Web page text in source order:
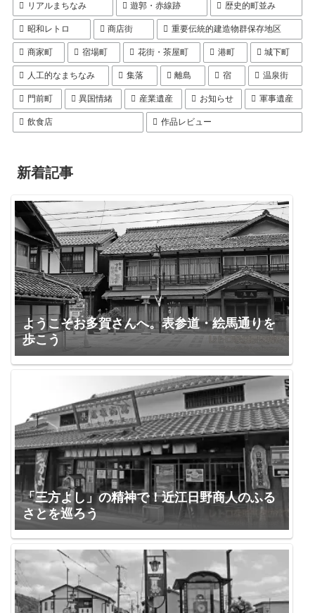
リアルまちなみ 遊郭・赤線跡 歴史的町並み
昭和レトロ 商店街 重要伝統的建造物群保存地区
商家町 宿場町 花街・茶屋町 港町 城下町
人工的なまちなみ 集落 離島 宿 温泉街
門前町 異国情緒 産業遺産 お知らせ 軍事遺産
飲食店 作品レビュー
新着記事
ようこそお多賀さんへ。表参道・絵馬通りを
歩こう
「三方よし」の精神で！近江日野商人のふる
さとを巡ろう